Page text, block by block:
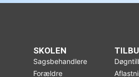
SKOLEN
Sagsbehandlere
Forældre